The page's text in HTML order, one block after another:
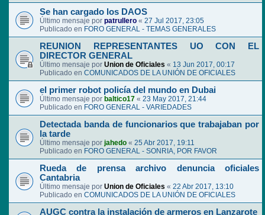
Se han cargado los DAOS
Último mensaje por patrullero « 27 Jul 2017, 23:05
Publicado en FORO GENERAL - TEMAS GENERALES
REUNION REPRESENTANTES UO CON EL
DIRECTOR GENERAL
Último mensaje por Union de Oficiales « 13 Jun 2017, 00:17
Publicado en COMUNICADOS DE LA UNIÓN DE OFICIALES
el primer robot policía del mundo en Dubai
Último mensaje por baltico17 « 23 May 2017, 21:44
Publicado en FORO GENERAL - VARIEDADES
Detectada banda de funcionarios que trabajaban por
la tarde
Último mensaje por jahedo « 25 Abr 2017, 19:11
Publicado en FORO GENERAL - SONRIA, POR FAVOR
Rueda de prensa archivo denuncia oficiales
Cantabria
Último mensaje por Union de Oficiales « 22 Abr 2017, 13:10
Publicado en COMUNICADOS DE LA UNIÓN DE OFICIALES
AUGC contra la instalación de armeros en Lanzarote